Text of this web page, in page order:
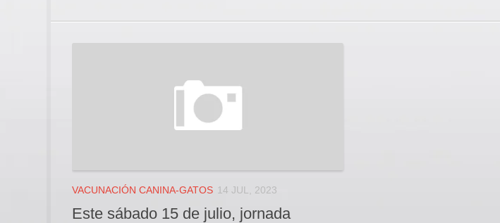
VACUNACIÓN CANINA-GATOS 14 JUL, 2023
Este sábado 15 de julio, jornada